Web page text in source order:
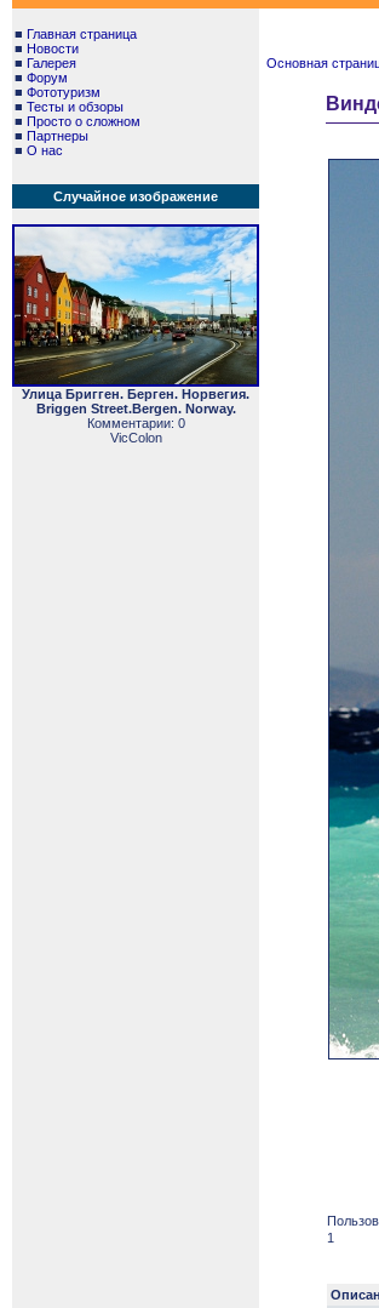
■ Главная страница
■ Новости
■ Галерея
■ Форум
■ Фототуризм
■ Тесты и обзоры
■ Просто о сложном
■ Партнеры
■ О нас
Случайное изображение
Улица Бригген. Берген. Норвегия.
Briggen Street.Bergen. Norway.
Комментарии: 0
VicColon
Основная
1